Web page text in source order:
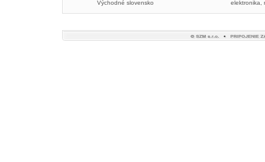
Východné slovensko
elektronika,